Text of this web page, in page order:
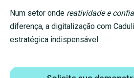
Num setor onde reatividade e
diferença, a digitalização com
estratégica indispensável.